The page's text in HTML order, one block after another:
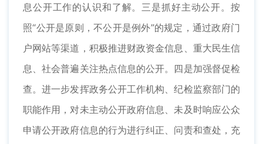
息公开工作的认识和了解。三是抓好主动公开。按
照“公开是原则，不公开是例外”的规定，通过政府门
户网站等渠道，积极推进财政资金信息、重大民生信
息、社会普遍关注热点信息的公开。四是加强督促检
查。进一步发挥政务公开工作机构、纪检监察部门的
职能作用，对未主动公开政府信息、未及时响应公众
申请公开政府信息的行为进行纠正、问责和查处，充